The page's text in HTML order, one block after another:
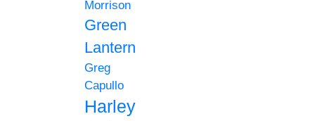
Morrison
Green
Lantern
Greg
Capullo
Harley